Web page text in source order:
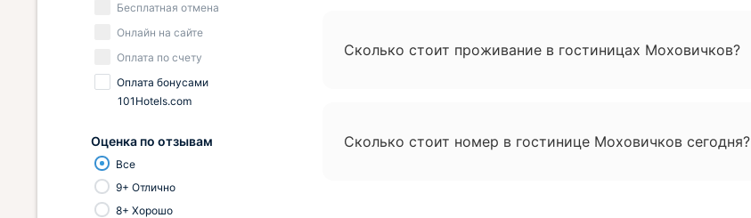
Сколько стоит проживание в гостиницах Моховичков?
Сколько стоит номер в гостинице Моховичков сегодня?
Бесплатная отмена
Онлайн на сайте
Оплата по счету
Оплата бонусами
101Hotels.com
Оценка по отзывам
Все
9+ Отлично
8+ Хорошо